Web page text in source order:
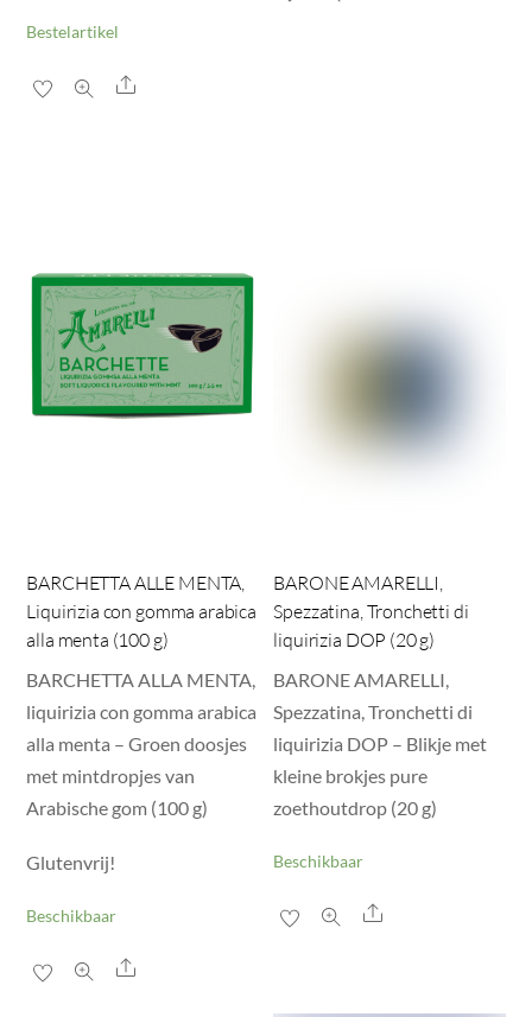
Bestelartikel
Share
BARCHETTA ALLE MENTA,
Liquirizia con gomma arabica
alla menta (100 g)
BARCHETTA ALLA MENTA,
liquirizia con gomma arabica
alla menta – Groen doosjes
met mintdropjes van
Arabische gom (100 g)
Glutenvrij!
Beschikbaar
Share
BARONE AMARELLI,
Spezzatina, Tronchetti di
liquirizia DOP (20 g)
BARONE AMARELLI,
Spezzatina, Tronchetti di
liquirizia DOP – Blikje met
kleine brokjes pure
zoethoutdrop (20 g)
Beschikbaar
Share